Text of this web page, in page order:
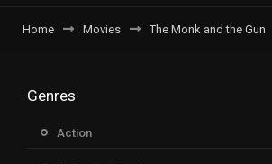
Home Movies The Monk and the Gun
Genres
Action